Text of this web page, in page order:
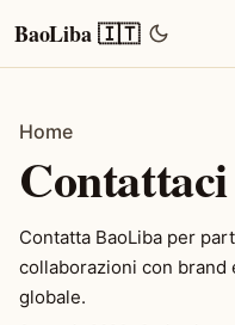
BaoLiba 🇮🇹
Home
Contattaci
Contatta BaoLiba per
collaborazioni con
globale.